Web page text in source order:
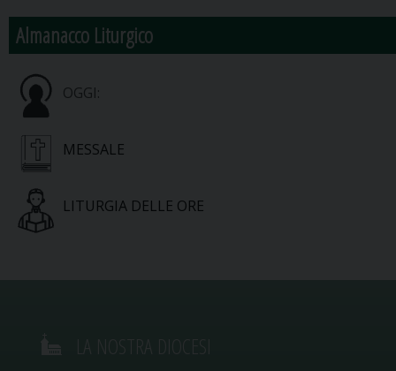
Almanacco Liturgico
OGGI:
MESSALE
LITURGIA DELLE ORE